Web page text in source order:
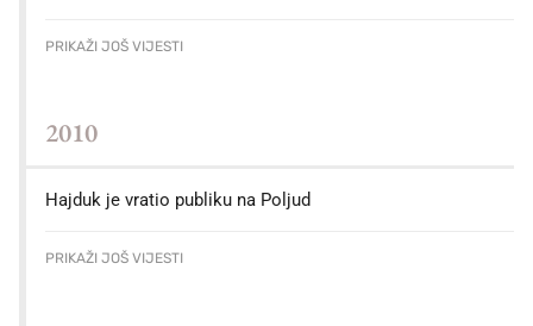
PRIKAŽI JOŠ VIJESTI
2010
Hajduk je vratio publiku na Poljud
PRIKAŽI JOŠ VIJESTI